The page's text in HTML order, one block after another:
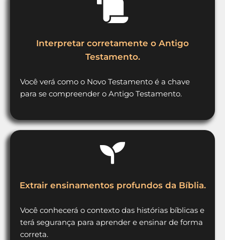
Interpretar corretamente o Antigo
Testamento.
Você verá como o Novo Testamento é a chave
para se compreender o Antigo Testamento.
Extrair ensinamentos profundos da Bíblia.
Você conhecerá o contexto das histórias bíblicas e
terá segurança para aprender e ensinar de forma
correta.